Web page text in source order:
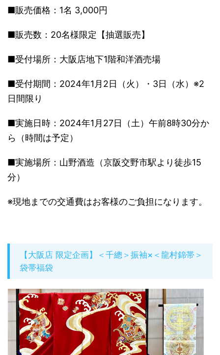
■販売価格：1名 3,000円
■販売数：20名様限定【抽選販売】
■受付場所：大阪店地下1階和洋酒売場
■受付期間：2024年1月2日（火）・3日（水）※2
日間限り
■実施日時：2024年1月27日（土）午前8時30分か
ら（時間は予定）
■実施場所：山野酒造（京阪交野市駅より徒歩15
分）
※現地までの交通費はお客様のご負担になります。
【大阪店 限定企画】＜千總＞振袖×＜龍村錦帯＞
袋帯福袋